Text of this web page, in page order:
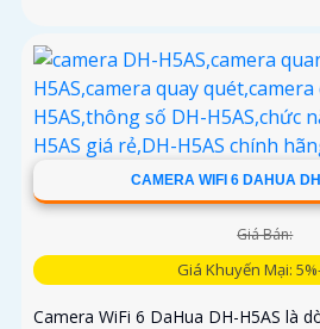
CAMERA WIFI 6 DAHUA
Giá Bán:
Giá Khuyến Mại:
Camera WiFi 6 DaHua DH-H5AS là